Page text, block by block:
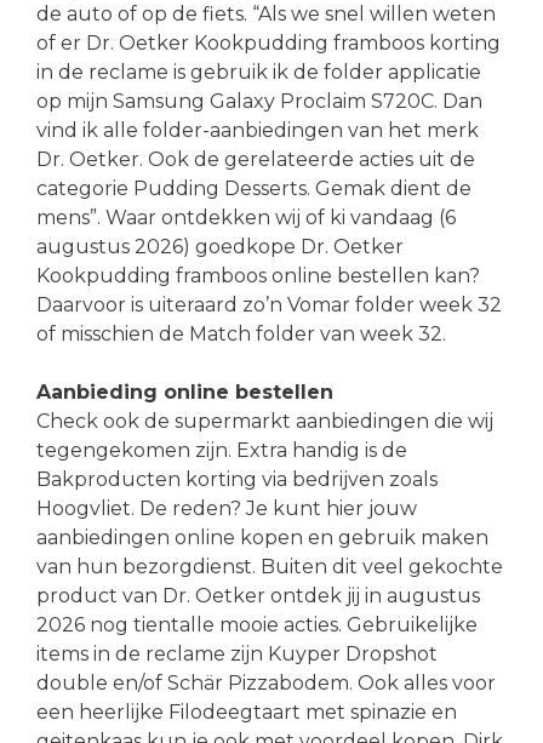
de auto of op de fiets. “Als we snel willen weten
of er Dr. Oetker Kookpudding framboos korting
in de reclame is gebruik ik de folder applicatie
op mijn Samsung Galaxy Proclaim S720C. Dan
vind ik alle folder-aanbiedingen van het merk
Dr. Oetker. Ook de gerelateerde acties uit de
categorie Pudding Desserts. Gemak dient de
mens”. Waar ontdekken wij of ki vandaag (6
augustus 2026) goedkope Dr. Oetker
Kookpudding framboos online bestellen kan?
Daarvoor is uiteraard zo’n Vomar folder week 32
of misschien de Match folder van week 32.
Aanbieding online bestellen
Check ook de supermarkt aanbiedingen die wij
tegengekomen zijn. Extra handig is de
Bakproducten korting via bedrijven zoals
Hoogvliet. De reden? Je kunt hier jouw
aanbiedingen online kopen en gebruik maken
van hun bezorgdienst. Buiten dit veel gekochte
product van Dr. Oetker ontdek jij in augustus
2026 nog tientalle mooie acties. Gebruikelijke
items in de reclame zijn Kuyper Dropshot
double en/of Schär Pizzabodem. Ook alles voor
een heerlijke Filodeegtaart met spinazie en